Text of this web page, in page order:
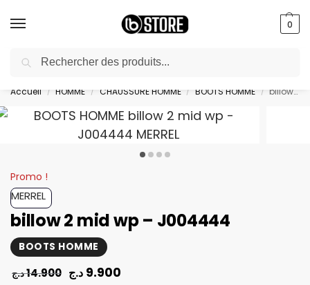
0
🎁 livraison gratuite au bureau dès 10000 DA avec paiement en ligne
Accueil / HOMME / CHAUSSURE HOMME / BOOTS HOMME / billow 2 mid wp – J004444
Promo !
MERREL
billow 2 mid wp – J004444
BOOTS HOMME
14.900د.ج 9.900 د.ج